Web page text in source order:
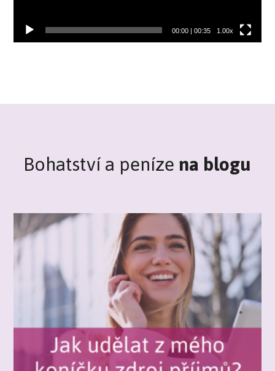
00:00| 00:35 1.00x
Bohatství a penízena blogu